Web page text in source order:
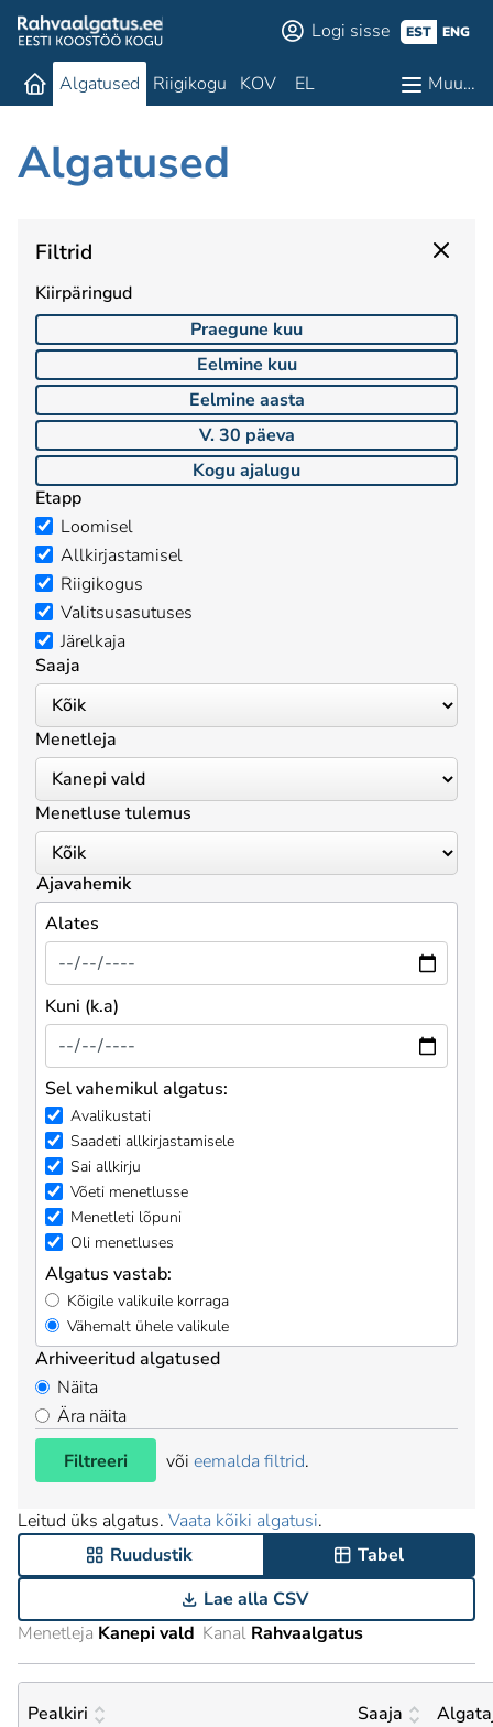
Logi sisse EST ENG
Algatused Riigikogu KOV EL Muu…
Algatused
Filtrid
Kiirpäringud
Praegune kuu
Eelmine kuu
Eelmine aasta
V. 30 päeva
Kogu ajalugu
Etapp
Loomisel
Allkirjastamisel
Riigikogus
Valitsusasutuses
Järelkaja
Saaja
Menetleja
Menetluse tulemus
Ajavahemik
Alates
Kuni (k.a)
Sel vahemikul algatus:
Avalikustati
Saadeti allkirjastamisele
Sai allkirju
Võeti menetlusse
Menetleti lõpuni
Oli menetluses
Algatus vastab:
Kõigile valikuile korraga
Vähemalt ühele valikule
Arhiveeritud algatused
Näita
Ära näita
Filtreeri
või eemalda filtrid.
Leitud üks algatus. Vaata kõiki algatusi.
Ruudustik
Tabel
Lae alla CSV
Menetleja Kanepi vald Kanal Rahvaalgatus
Pealkiri Saaja